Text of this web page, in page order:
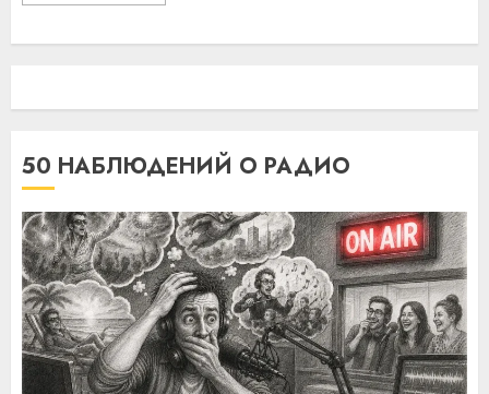
50 НАБЛЮДЕНИЙ О РАДИО